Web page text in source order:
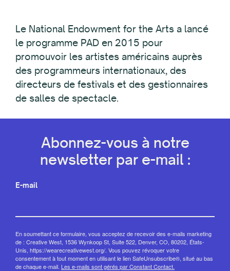
Le National Endowment for the Arts a lancé
le programme PAD en 2015 pour
promouvoir les artistes américains auprès
des programmeurs internationaux, des
directeurs de festivals et des gestionnaires
de salles de spectacle.
Abonnez-vous à notre
newsletter par e-mail :
E-mail
En soumettant ce formulaire, vous acceptez de recevoir des e-mails marketing
de : Creative West, 1536 Wynkoop St, Suite 522, Denver, CO, 80202, États-
Unis, https://wearecreativewest.org/. Vous pouvez révoquer votre
consentement à tout moment en utilisant le lien SafeUnsubscribe®, situé au bas
de chaque e-mail. Les e-mails sont gérés par Constant Contact.